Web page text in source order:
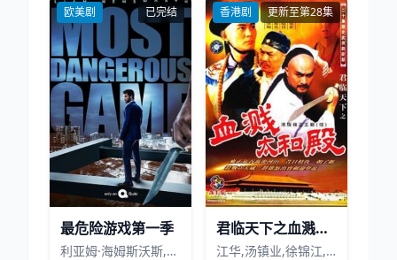
欧美剧 已完结
最危险游戏第一季
利亚姆·海姆斯沃斯,克里斯托弗·瓦尔兹,莎拉·加顿,亚伦·普尔,吉米·耶肯博拉,刘承羽,比利·伯克,扎克·切利,帕特里克·加洛,泰勒·拉芙,安德鲁·舍夫,达林·贝克,卡罗林纳·巴特察克,Chris,Kotcher,李亚男·普瓦里埃·格林菲尔德,阿尔·萨皮恩扎,查得卡米列里,布兰登·麦克奈特
香港剧 更新至第28集
君临天下之血溅太和殿粤语
江华,汤镇业,徐锦江,甄志强,文颂娴,蔡晓仪,潘志文,吴廷烨,姜皓文,罗烈,鲍起静